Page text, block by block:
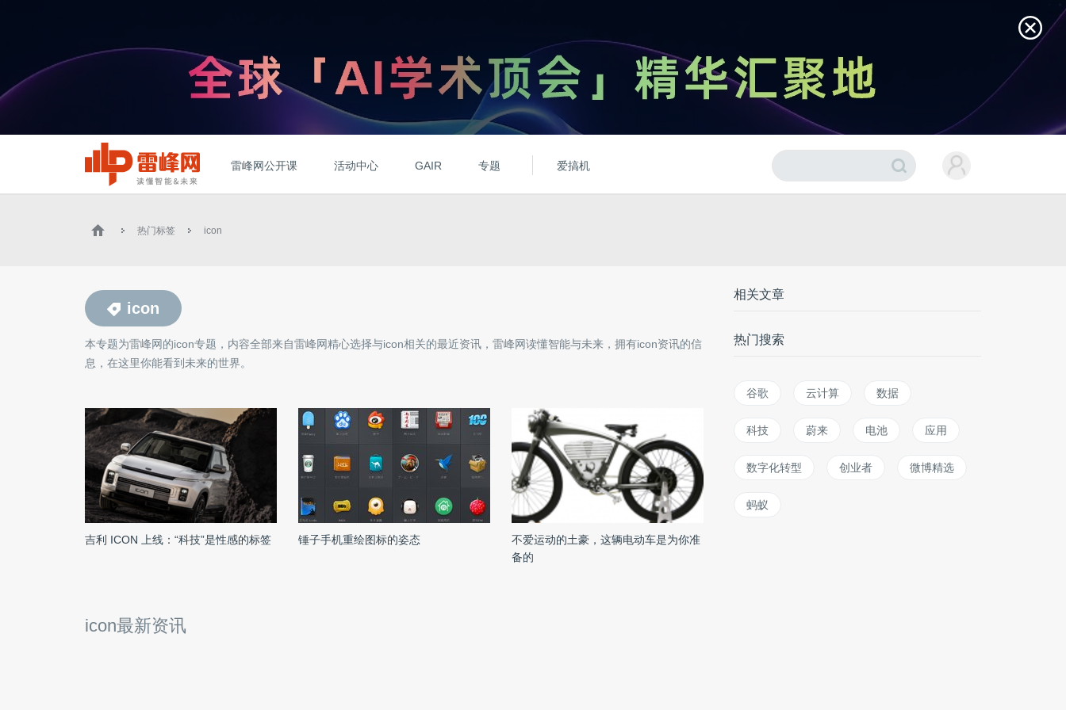
雷峰网公开课 活动中心 GAIR 专题 爱搞机
热门标签 icon
icon
本专题为雷峰网的icon专题，内容全部来自雷峰网精心选择与icon相关的最近资讯，雷峰网读懂智能与未来，拥有icon资讯的信
息，在这里你能看到未来的世界。
吉利 ICON 上线：“科技”是性感的标签 锤子手机重绘图标的姿态
不爱运动的土豪，这辆电动车是为你准
备的
icon最新资讯
相关文章
热门搜索
谷歌 云计算 数据
科技 蔚来 电池 应用
数字化转型 创业者 微博精选
蚂蚁